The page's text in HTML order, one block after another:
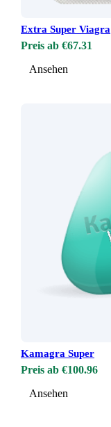
Extra Super Viagra
Preis ab €67.31
Ansehen
Kamagra Super
Preis ab €100.96
Ansehen